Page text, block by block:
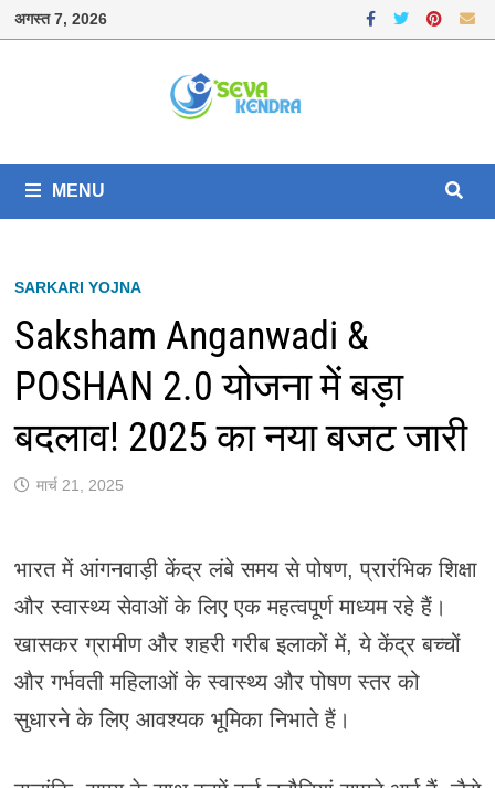
Skip
अगस्त 7, 2026
MENU
SARKARI YOJNA
Saksham Anganwadi &
POSHAN 2.0 योजना में बड़ा
बदलाव! 2025 का नया बजट जारी
मार्च 21, 2025
भारत में आंगनवाड़ी केंद्र लंबे समय से पोषण, प्रारंभिक शिक्षा
और स्वास्थ्य सेवाओं के लिए एक महत्वपूर्ण माध्यम रहे हैं।
खासकर ग्रामीण और शहरी गरीब इलाकों में, ये केंद्र बच्चों
और गर्भवती महिलाओं के स्वास्थ्य और पोषण स्तर को
सुधारने के लिए आवश्यक भूमिका निभाते हैं।